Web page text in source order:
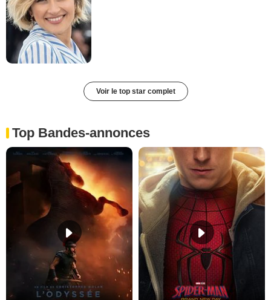
Voir le top star complet
Top Bandes-annonces